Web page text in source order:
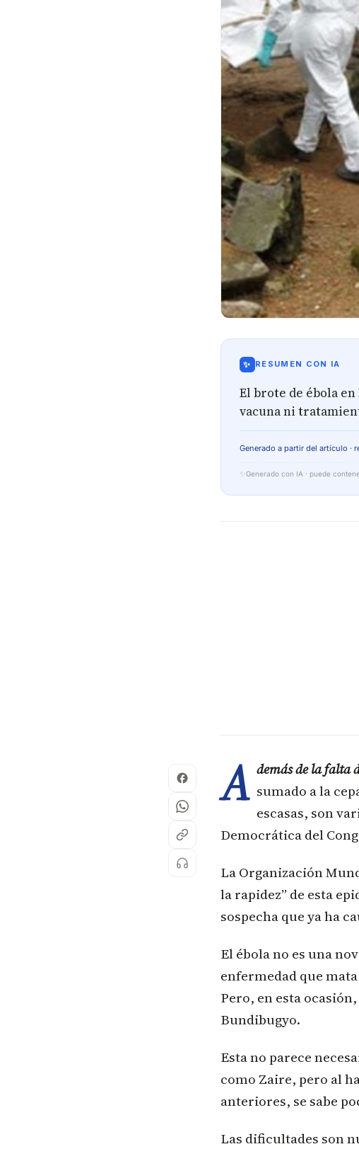
✨ RESUMEN CON IA
El brote de ébola en
vacuna ni
Generado a partir del artículo ·
✨ Generado con IA · puede
A demás de la falta
sumado a la
escasas, son
Democrática del
La Organización
la rapidez” de esta
sospecha que ya ha
El ébola no es una
enfermedad que
Pero, en esta
Bundibugyo.
Esta no parece
como Zaire, pero al
anteriores, se sabe
Las dificultades son